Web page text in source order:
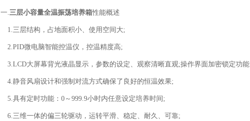
一.三层小容量全温振荡培养箱性能概述
1.三层结构，占地面积小、使用空间大;
2.PID微电脑智能控温仪， 控温精度高;
3.LCD大屏幕背光液晶显示，参数的设定、观察清晰直观;操作界面加密锁定功能
4.静音风扇设计和强制对流方式确保了良好的恒温效果;
5.具有定时功能：0～999.9小时内任意设定培养时间;
6.三维一体的偏三轮驱动，运转平滑、稳定、耐久、可靠;